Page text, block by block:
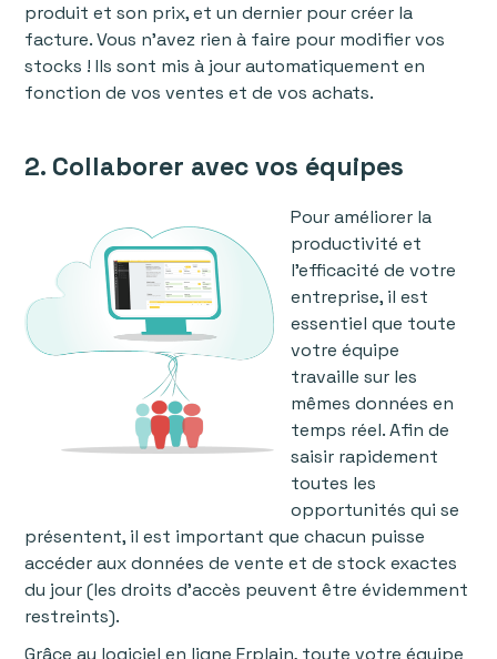
produit et son prix, et un dernier pour créer la
facture. Vous n'avez rien à faire pour modifier vos
stocks ! Ils sont mis à jour automatiquement en
fonction de vos ventes et de vos achats.
2. Collaborer avec vos équipes
Pour améliorer la
productivité et
l'efficacité de votre
entreprise, il est
essentiel que toute
votre équipe
travaille sur les
mêmes données en
temps réel. Afin de
saisir rapidement
toutes les
opportunités qui se
présentent, il est important que chacun puisse
accéder aux données de vente et de stock exactes
du jour (les droits d’accès peuvent être évidemment
restreints).
Grâce au logiciel en ligne Erplain, toute votre équipe